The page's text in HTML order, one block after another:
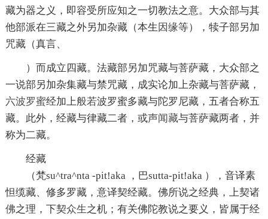
藏为器之义，即容受所应知之一切教法之意。大众部与其
他部派在三藏之外另加杂藏（本生 因缘等），犊子部另加
咒藏（真言、
）而成立四藏。法藏部另加咒藏与菩萨藏，大众部之
一说部另加杂集藏与禁咒藏，成实论加上杂藏与菩萨藏，
六波罗蜜经加上般若波罗蜜多藏与陀罗尼藏，五者合称五
藏。此外，经藏与律藏二者，或声闻藏与菩萨藏两者，并
称为二藏。
经藏
（梵su^tra^nta -pit!aka ，巴sutta-pit!aka ），音译素
怛缆藏、修多罗藏，意译契经藏。佛所说之经典，上契诸
佛之理，下契众生之机；有关佛陀教说之要义，皆属于经